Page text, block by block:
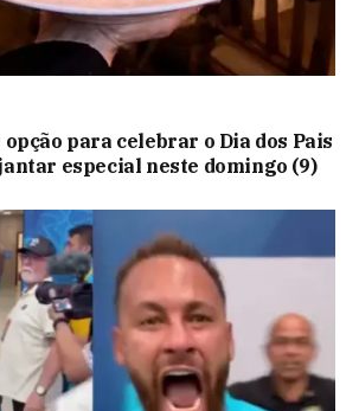
para celebrar o Dia dos Pais
especial neste domingo (9)